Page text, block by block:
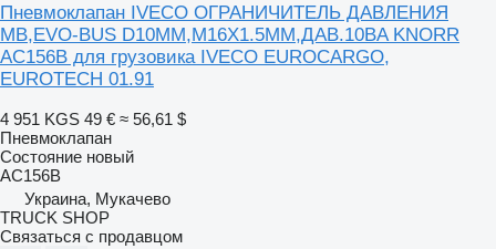
Пневмоклапан IVECO ОГРАНИЧИТЕЛЬ ДАВЛЕНИЯ
MB,EVO-BUS D10MM,M16X1.5MM,ДАВ.10BA KNORR
AC156B для грузовика IVECO EUROCARGO,
EUROTECH 01.91
4 951 KGS 49 € ≈ 56,61 $
Пневмоклапан
Состояние новый
AC156B
Украина, Мукачево
TRUCK SHOP
Связаться с продавцом